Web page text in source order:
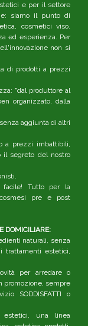
e per il settore
siamo il punto di
cosmetici viso.
ed esperienza. Per
non si
di prodotti a prezzi
"dal produttore al
organizzato, dalla
aggiunta di altri
a prezzi imbattibili,
il segreto del nostro
facile! Tutto per la
pre e post
DOMICILIARE:
naturali, senza
trattamenti estetici,
per arredare o
promozione, sempre
SODDISFATTI o
estetici, una linea